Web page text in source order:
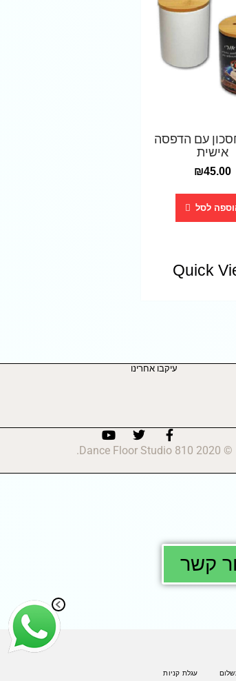
עם הדפסה
אישית
₪45.00
לסל
Quick
עיקבו אחרינו
© 2020 810 Dance Floor Studio.
קשר
עגלת קניות